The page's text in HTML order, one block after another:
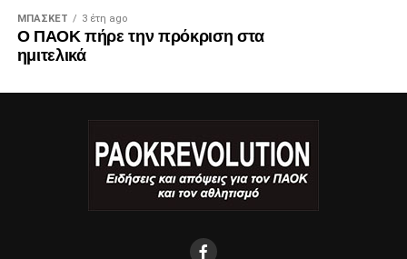
ΜΠΆΣΚΕΤ 3 έτη ago
Ο ΠΑΟΚ πήρε την πρόκριση στα
ημιτελικά